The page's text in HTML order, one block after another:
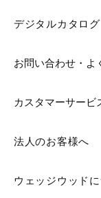
デジタルカタログ
お問い合わせ・よ
カスタマーサービ
法人のお客様へ
ウェッジウッド